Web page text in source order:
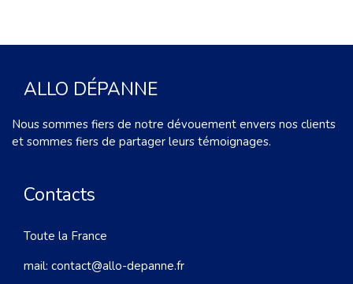
ALLO DÉPANNE
Nous sommes fiers de notre dévouement envers nos clients
et sommes fiers de partager leurs témoignages.
Contacts
Toute la France
mail: contact@allo-depanne.fr